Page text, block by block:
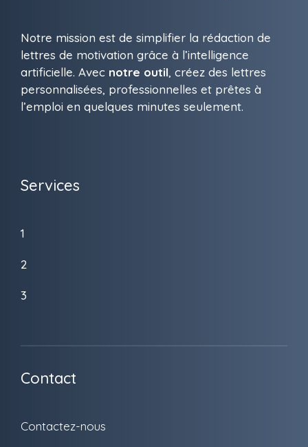
Notre mission est de simplifier la rédaction de
lettres de motivation grâce à l’intelligence
artificielle. Avec notre outil, créez des lettres
personnalisées, professionnelles et prêtes à
l’emploi en quelques minutes seulement.
Services
1
2
3
Contact
Contactez-nous